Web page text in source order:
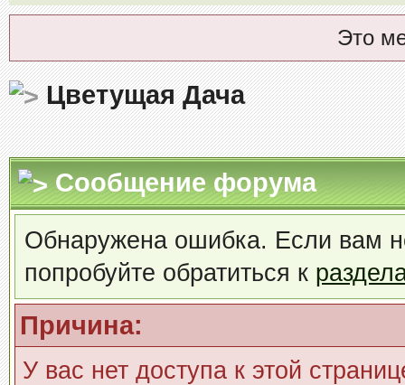
Это
Цветущая Дача
Сообщение форума
Обнаружена ошибка. Если вам
попробуйте обратиться к
Причина:
У вас нет доступа к этой